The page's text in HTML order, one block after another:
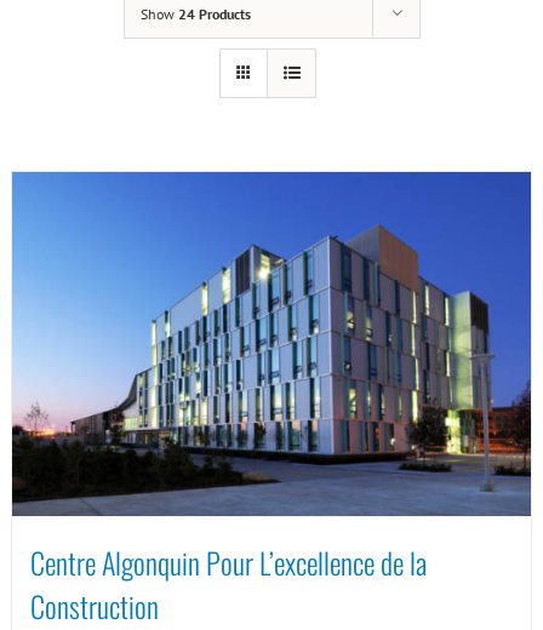
Show 24 Products
Centre Algonquin Pour L’excellence de la
Construction